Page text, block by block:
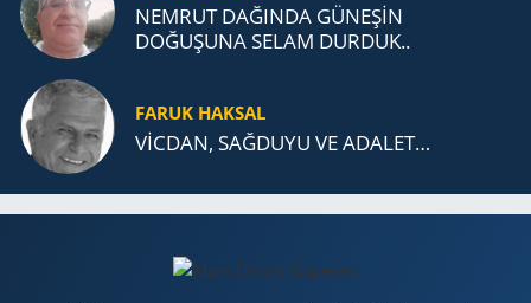
NEMRUT DAĞINDA GÜNEŞİN
DOĞUŞUNA SELAM DURDUK..
FARUK HAKSAL
VİCDAN, SAĞ­DU­YU VE ADA­LET…